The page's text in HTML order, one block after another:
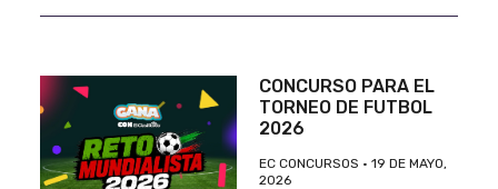
CONCURSO PARA EL
TORNEO DE FUTBOL
2026
EC CONCURSOS
19 DE MAYO,
2026